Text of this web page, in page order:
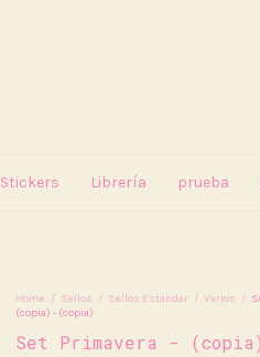
Stickers Librería prueba
Home / Sellos / Sellos Estandar / Varios /
(copia) - (copia)
Set Primavera -